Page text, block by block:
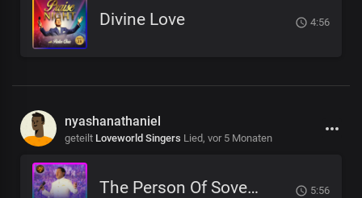
Divine Love 4:56
nyashanathaniel
geteilt Loveworld Singers Lied, vor 5 Monaten
The Person Of Sovereign Majesty 5:56